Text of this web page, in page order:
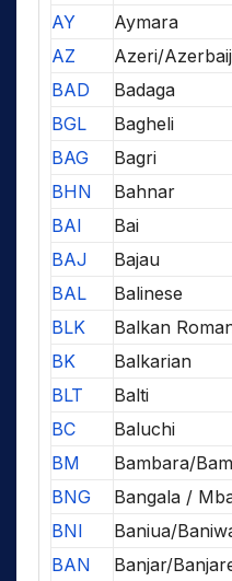
AY
Aymara
AZ
Azeri/
BAD
Badaga
BGL
Bagheli
BAG
Bagri
BHN
Bahnar
BAI
Bai
BAJ
Bajau
BAL
Balinese
BLK
Balkan
BK
Balkarian
BLT
Balti
BC
Baluchi
BM
Bambara/
BNG
Bangala /
BNI
Baniua/
BAN
Banjar/